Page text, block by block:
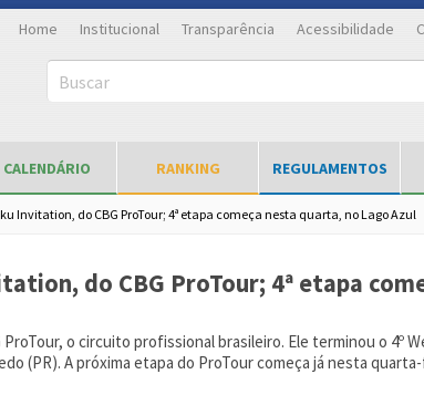
Home Institucional Transparência Acessibilidade
Buscar
CALENDÁRIO RANKING REGULAMENTOS
Invitation, do CBG ProTour; 4ª etapa começa nesta quarta, no Lago Azul
do CBG ProTour; 4ª etapa
o circuito profissional brasileiro. Ele terminou o 4º
(PR). A próxima etapa do ProTour começa já nesta